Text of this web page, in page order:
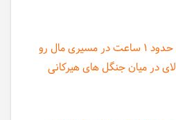
مسیر پیمایش حدود 1 ساعت در مسیری مال رو
در میان جنگل های هیرکانی